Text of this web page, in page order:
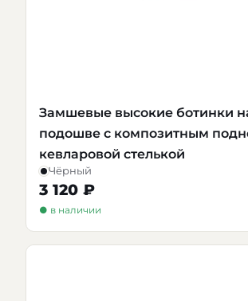
Замшевые высокие ботинки
подошве с композитным
кевларовой стелькой
Чёрный
3 120 ₽
● в наличии